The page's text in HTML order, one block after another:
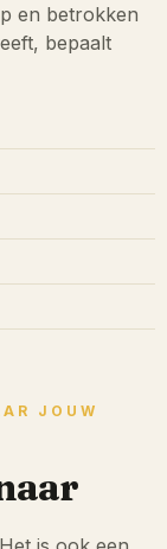
en betrokken
bepaalt
JOUW